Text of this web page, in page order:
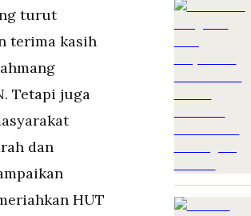
turut
terima kasih
Tetapi juga
dan
HUT